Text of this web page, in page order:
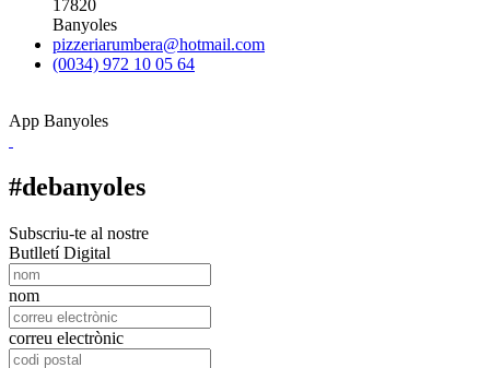
17820
Banyoles
pizzeriarumbera@hotmail.com
(0034) 972 10 05 64
App Banyoles
#debanyoles
Subscriu-te al nostre
Butlletí Digital
nom
correu electrònic